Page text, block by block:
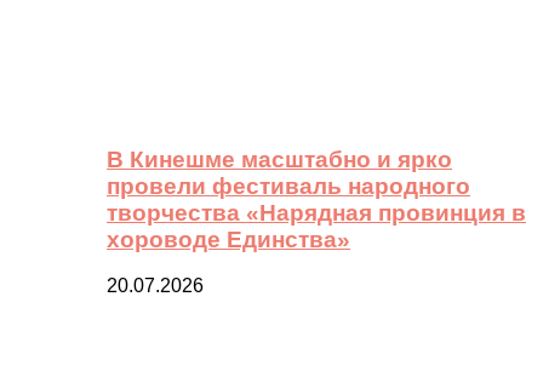
В Кинешме масштабно и ярко
провели фестиваль народного
творчества «Нарядная провинция в
хороводе Единства»
20.07.2026